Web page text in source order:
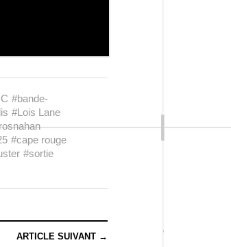
#bande-
#Lois Lane
#cape rouge
#sortie
ARTICLE SUIVANT →